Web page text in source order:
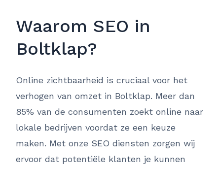
Waarom SEO in
Boltklap?
Online zichtbaarheid is cruciaal voor het
verhogen van omzet in Boltklap. Meer dan
85% van de consumenten zoekt online naar
lokale bedrijven voordat ze een keuze
maken. Met onze SEO diensten zorgen wij
ervoor dat potentiële klanten je kunnen